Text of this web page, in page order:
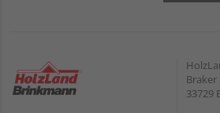
Braker
33729